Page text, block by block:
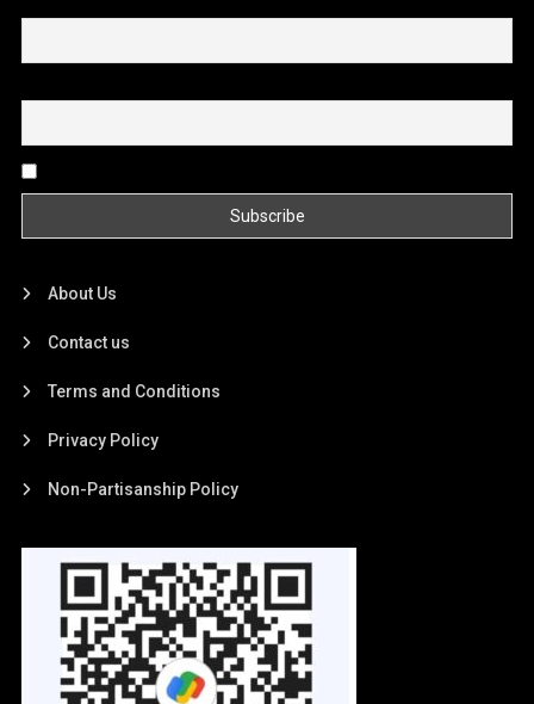
About Us
Contact us
Terms and Conditions
Privacy Policy
Non-Partisanship Policy